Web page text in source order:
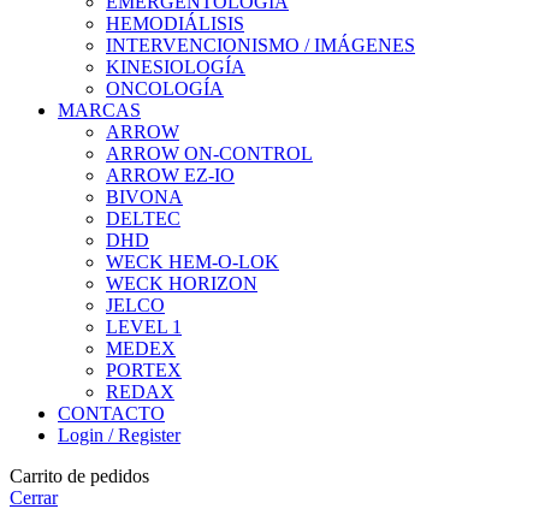
HEMODIÁLISIS
INTERVENCIONISMO / IMÁGENES
KINESIOLOGÍA
ONCOLOGÍA
MARCAS
ARROW
ARROW ON-CONTROL
ARROW EZ-IO
BIVONA
DELTEC
DHD
WECK HEM-O-LOK
WECK HORIZON
JELCO
LEVEL 1
MEDEX
PORTEX
REDAX
CONTACTO
Login / Register
Carrito de pedidos
Cerrar